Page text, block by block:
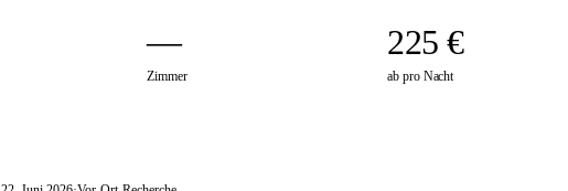
—
Zimmer
225 €
ab pro Nacht